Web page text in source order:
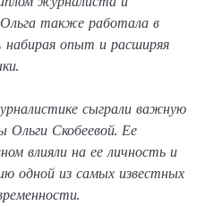
также работала в
опыт и расширяя
сыграли важную
Ольги Скобеевой. Ее
влияли на ее личность и
одной из самых известных